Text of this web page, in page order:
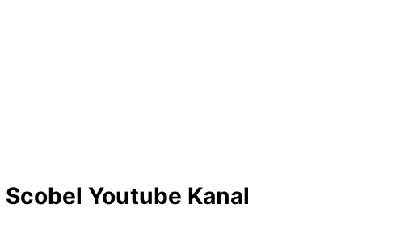
Youtube Kanal